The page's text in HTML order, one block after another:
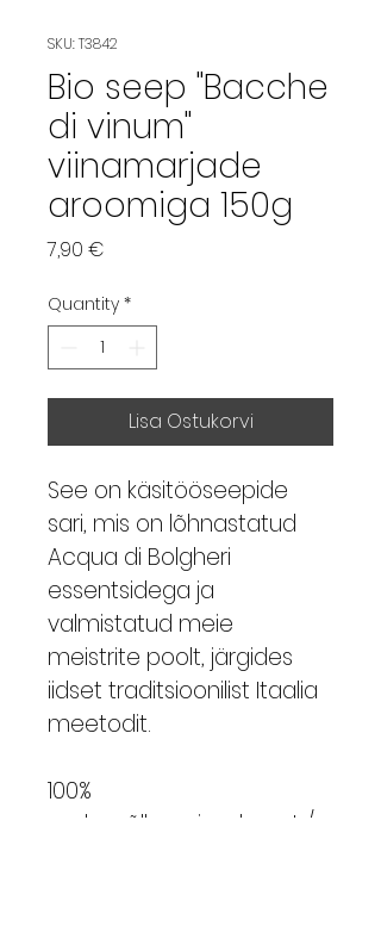
SKU: T3842
Bio seep "Bacche
di vinum"
viinamarjade
aroomiga 150g
7,90 €
Quantity *
Lisa Ostukorvi
See on käsitööseepide
sari, mis on lõhnastatud
Acqua di Bolgheri
essentsidega ja
valmistatud meie
meistrite poolt, järgides
iidset traditsioonilist Itaalia
meetodit.
100%
mahepõllumajandusest /